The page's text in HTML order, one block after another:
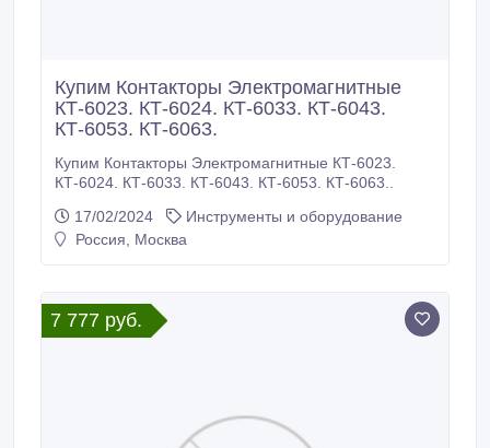
Купим Контакторы Электромагнитные
КТ-6023. КТ-6024. КТ-6033. КТ-6043.
КТ-6053. КТ-6063.
Купим Контакторы Электромагнитные КТ-6023.
КТ-6024. КТ-6033. КТ-6043. КТ-6053. КТ-6063..
17/02/2024
Инструменты и оборудование
Россия, Москва
7 777 руб.